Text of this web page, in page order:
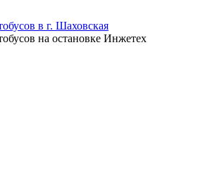
в г. Шаховская
на остановке Инжетех